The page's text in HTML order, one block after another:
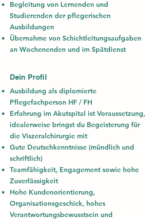
Begleitung von Lernenden und
Studierenden der pflegerischen
Ausbildungen
Übernahme von Schichtleitungsaufgaben
an Wochenenden und im Spätdienst
Dein Profil
Ausbildung als diplomierte
Pflegefachperson HF / FH
Erfahrung im Akutspital ist Voraussetzung,
idealerweise bringst du Begeisterung für
die Viszeralchirurgie mit
Gute Deutschkenntnisse (mündlich und
schriftlich)
Teamfähigkeit, Engagement sowie hohe
Zuverlässigkeit
Hohe Kundenorientierung,
Organisationsgeschick, hohes
Verantwortungsbewusstsein und